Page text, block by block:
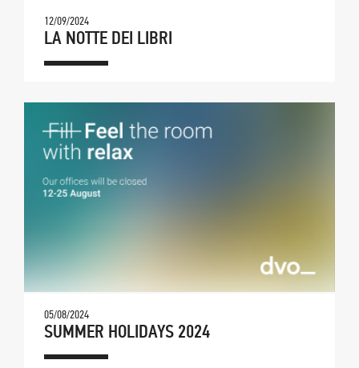
12/09/2024
LA NOTTE DEI LIBRI
05/08/2024
SUMMER HOLIDAYS 2024